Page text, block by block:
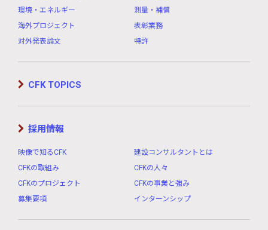
環境・エネルギー
測量・補償
海外プロジェクト
表彰業務
対外発表論文
特許
CFK TOPICS
採用情報
映像で知るCFK
建設コンサルタントとは
CFKの取組み
CFKの人々
CFKのプロジェクト
CFKの事業と強み
募集要項
インターンシップ